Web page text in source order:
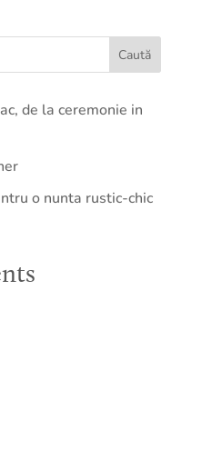
de la ceremonie in
o nunta rustic-chic